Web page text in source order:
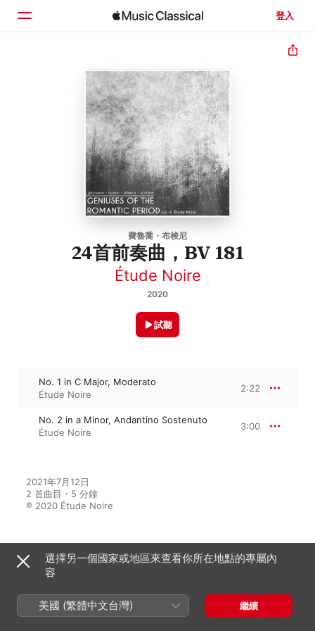
登入
費魯喬・布梭尼
24首前奏曲，BV 181
Étude Noire
2020
試聽
No. 1 in C Major, Moderato
Étude Noire
2:22
No. 2 in a Minor, Andantino Sostenuto
Étude Noire
3:00
2021年7月12日
2 首曲目・5 分鐘
℗ 2020 Étude Noire
來自專輯
Geniuses of the Romantic
選擇另一個國家或地區來查看你所在地點的專屬內
容
美國 (繁體中文台灣) 繼續